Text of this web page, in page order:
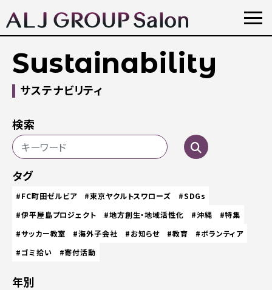
Sustainability
サステナビリティ
検索
タグ
#FC町田ゼルビア #東京ヤクルトスワローズ
#SDGs
#伊平屋島プロジェクト
#地方創生・地域活性化 #沖縄
#特集
#サッカー教室
#海外子会社 #お知らせ #教育
#ボランティア
#ゴミ拾い
#寄付活動
年別